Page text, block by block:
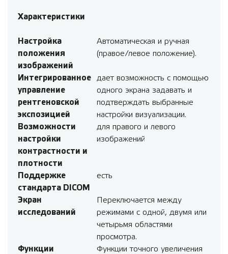
Характеристики
Настройка
положения
изображений
Автоматическая и ручная
(правое/левое положение).
Интегрированное
управление
рентгеновской
экспозицией
дает возможность с помощью
одного экрана задавать и
подтверждать выбранные
настройки визуализации.
Возможности
настройки
контрастности и
плотности
для правого и левого
изображений
Поддержке
стандарта DICOM
есть
Экран
исследований
Переключается между
режимами с одной, двумя или
четырьмя областями
просмотра.
Функции
Функции точного увеличения